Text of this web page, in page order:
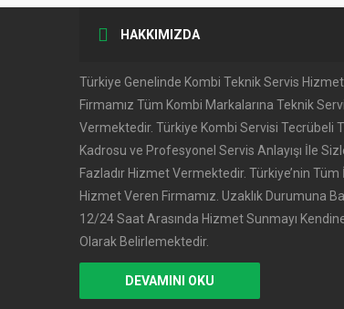
HAKKIMIZDA
Türkiye Genelinde Kombi Teknik Servis
Firmamız Tüm Kombi Markalarına Teknik
Vermektedir. Türkiye Kombi Servisi Tecrübeli
Kadrosu ve Profesyonel Servis Anlayışı İle
Fazladır Hizmet Vermektedir. Türkiye’nin Tüm
Hizmet Veren Firmamız. Uzaklık Durumuna
12/24 Saat Arasında Hizmet Sunmayı
Olarak Belirlemektedir.
DEVAMINI OKU